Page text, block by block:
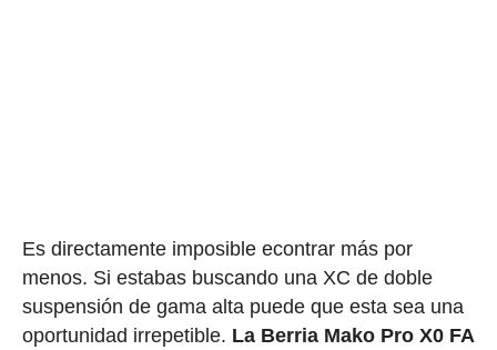
Es directamente imposible econtrar más por
menos. Si estabas buscando una XC de doble
suspensión de gama alta puede que esta sea una
oportunidad irrepetible. La Berria Mako Pro X0 FA